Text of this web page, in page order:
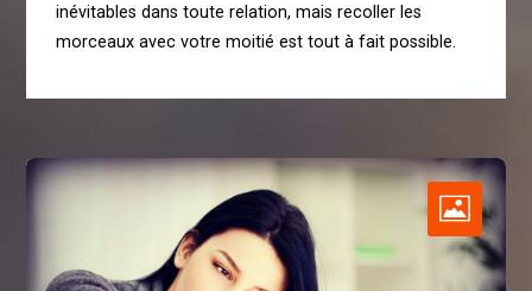
inévitables dans toute relation, mais recoller les
morceaux avec votre moitié est tout à fait possible.